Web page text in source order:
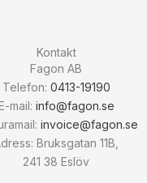
Kontakt
Fagon AB
Telefon: 0413-19190
mail: info@fagon.se
invoice@fagon.se
Bruksgatan 11B,
241 38 Eslöv